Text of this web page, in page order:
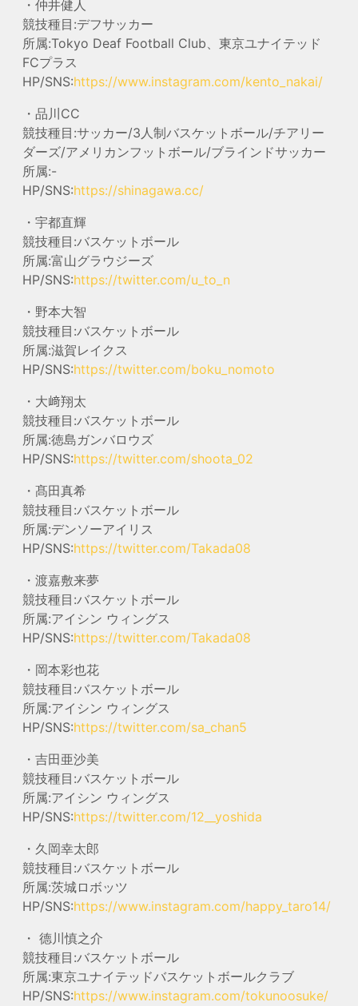
・仲井健人
競技種目:デフサッカー
所属:Tokyo Deaf Football Club、東京ユナイテッド
FCプラス
HP/SNS:https://www.instagram.com/kento_nakai/
・品川CC
競技種目:サッカー/3人制バスケットボール/チアリー
ダーズ/アメリカンフットボール/ブラインドサッカー
所属:-
HP/SNS:https://shinagawa.cc/
・宇都直輝
競技種目:バスケットボール
所属:富山グラウジーズ
HP/SNS:https://twitter.com/u_to_n
・野本大智
競技種目:バスケットボール
所属:滋賀レイクス
HP/SNS:https://twitter.com/boku_nomoto
・大﨑翔太
競技種目:バスケットボール
所属:徳島ガンバロウズ
HP/SNS:https://twitter.com/shoota_02
・髙田真希
競技種目:バスケットボール
所属:デンソーアイリス
HP/SNS:https://twitter.com/Takada08
・渡嘉敷来夢
競技種目:バスケットボール
所属:アイシン ウィングス
HP/SNS:https://twitter.com/Takada08
・岡本彩也花
競技種目:バスケットボール
所属:アイシン ウィングス
HP/SNS:https://twitter.com/sa_chan5
・吉田亜沙美
競技種目:バスケットボール
所属:アイシン ウィングス
HP/SNS:https://twitter.com/12__yoshida
・久岡幸太郎
競技種目:バスケットボール
所属:茨城ロボッツ
HP/SNS:https://www.instagram.com/happy_taro14/
・ 德川慎之介
競技種目:バスケットボール
所属:東京ユナイテッドバスケットボールクラブ
HP/SNS:https://www.instagram.com/tokunoosuke/